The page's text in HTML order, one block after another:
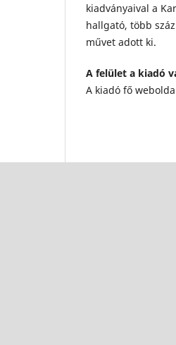
kiadványaival a
hallgató, több
művet adott ki.
A felület a kiadó
A kiadó fő